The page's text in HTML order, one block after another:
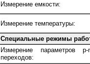
Измерение емкости:
Измерение температуры:
Специальные режимы
Измерение параметров p-
переходов: